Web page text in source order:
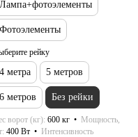
Лампа+фотоэлементы
Фотоэлементы
рейку
4 метра 5 метров
6 метров Без рейки
ворот (кг) 600 кг
Мощность,
400 Вт
Интенсивность